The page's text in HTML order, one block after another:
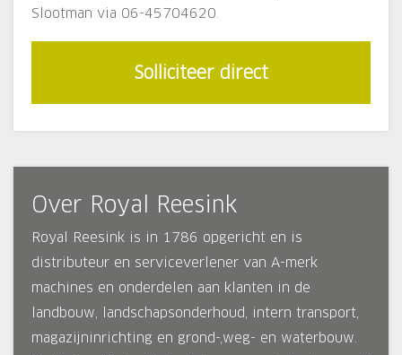
Slootman via 06-45704620.
Solliciteer direct
Over Royal Reesink
Royal Reesink is in 1786 opgericht en is
distributeur en serviceverlener van A-merk
machines en onderdelen aan klanten in de
landbouw, landschapsonderhoud, intern transport,
magazijninrichting en grond-,weg- en waterbouw.